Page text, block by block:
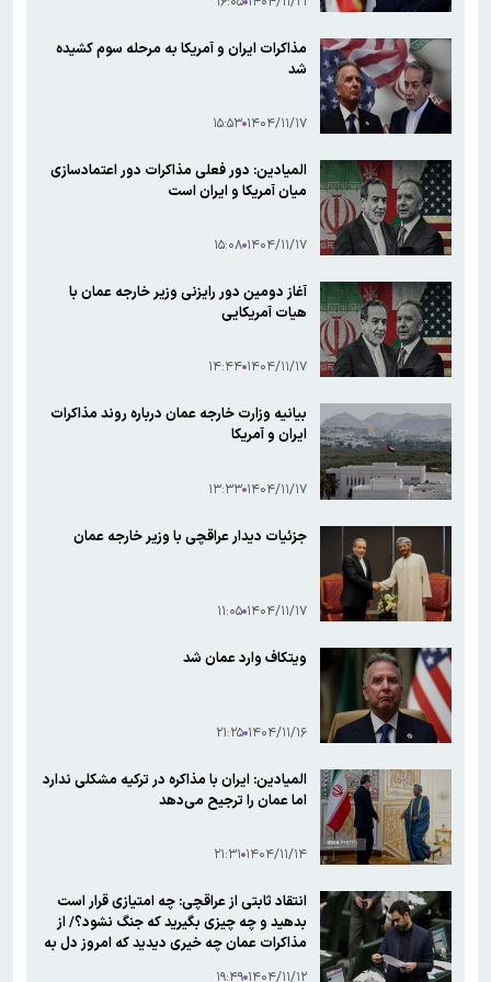
مذاکرات ایران و آمریکا به مرحله سوم کشیده
شد
۱۴۰۴/۱۱/۱۷ ۱۵:۵۳
المیادین: دور فعلی مذاکرات دور اعتمادسازی
میان آمریکا و ایران است
۱۴۰۴/۱۱/۱۷ ۱۵:۰۸
آغاز دومین دور رایزنی وزیر خارجه عمان با
هیات آمریکایی
۱۴۰۴/۱۱/۱۷ ۱۴:۴۴
بیانیه وزارت خارجه عمان درباره روند مذاکرات
ایران و آمریکا
۱۴۰۴/۱۱/۱۷ ۱۳:۳۳
جزئیات دیدار عراقچی با وزیر خارجه عمان
۱۴۰۴/۱۱/۱۷ ۱۱:۰۵
ویتکاف وارد عمان شد
۱۴۰۴/۱۱/۱۶ ۲۱:۲۵
المیادین: ایران با مذاکره در ترکیه مشکلی ندارد
اما عمان را ترجیح می‌دهد
۱۴۰۴/۱۱/۱۴ ۲۱:۳۱
انتقاد ثابتی از عراقچی: چه امتیازی قرار است
بدهید و چه چیزی بگیرید که جنگ نشود؟/ از
مذاکرات عمان چه خیری دیدید که امروز دل به
۱۴۰۴/۱۱/۱۲ ۱۹:۴۹